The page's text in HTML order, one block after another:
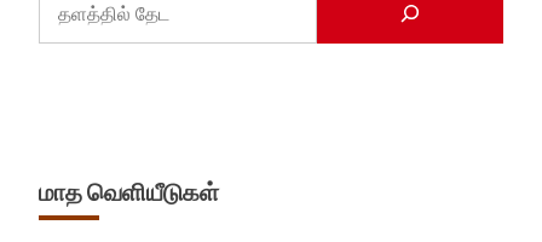
மாத வெளியீடுகள்